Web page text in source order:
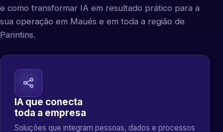
e como transformar IA em resultado prático para a
sua operação em Maués e em toda a região de
Parintins.
IA que conecta
toda a empresa
Soluções que integram pessoas, dados e processos